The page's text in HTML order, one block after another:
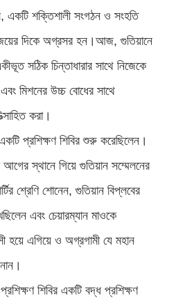
একটি শক্তিশালী সংগঠন ও সংহতি
দিকে অগ্রসর হন।আজ, গুতিয়ানে
সঠিক চিন্তাধারার সাথে নিজেকে
মিশনের উচ্চ বোধের সাথে
করা।
প্রশিক্ষণ শিবির শুরু করেছিলেন।
আগের স্থানে গিয়ে গুতিয়ান সম্মেলনের
শ্রেণি শোনেন, গুতিয়ান বিপ্লবের
এবং চেয়ারম্যান মাওকে
হয়ে এগিয়ে ও অগ্রগামী যে মহান
শিবির একটি বদ্ধ প্রশিক্ষণ